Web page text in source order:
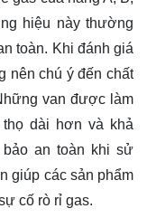
hiệu này thường
toàn. Khi đánh giá
nên chú ý đến chất
van được làm
dài hơn và khả
an toàn khi sử
giúp các sản phẩm
cố rò rỉ gas.